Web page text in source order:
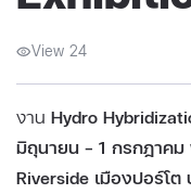
View 24
งาน Hydro
มิถุนายน – 1 กรกฎาค
Riverside เมืองปอร์โต